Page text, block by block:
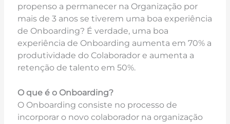
propenso a permanecer na Organização por
mais de 3 anos se tiverem uma boa experiência
de Onboarding? É verdade, uma boa
experiência de Onboarding aumenta em 70% a
produtividade do Colaborador e aumenta a
retenção de talento em 50%.
O que é o Onboarding?
O Onboarding consiste no processo de
incorporar o novo colaborador na organização